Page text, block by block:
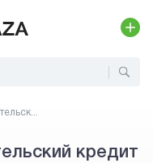
кредит